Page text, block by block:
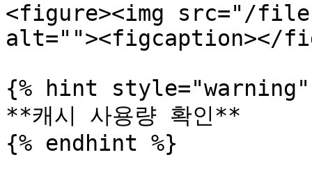
<figure><img src="/files/
alt=""><figcaption></
{% hint style="warning"
**캐시 사용량 확인**
{% endhint %}